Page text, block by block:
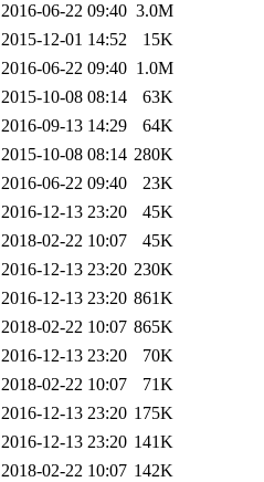
2016-06-22 09:40 3.0M
2015-12-01 14:52
15K
2016-06-22 09:40 1.0M
2015-10-08 08:14
63K
2016-09-13 14:29
64K
2015-10-08 08:14 280K
2016-06-22 09:40
23K
2016-12-13 23:20
45K
2018-02-22 10:07
45K
2016-12-13 23:20 230K
2016-12-13 23:20 861K
2018-02-22 10:07 865K
2016-12-13 23:20
70K
2018-02-22 10:07
71K
2016-12-13 23:20 175K
2016-12-13 23:20 141K
2018-02-22 10:07 142K